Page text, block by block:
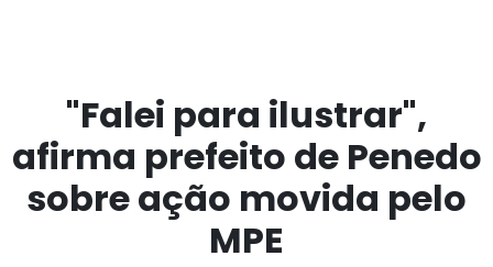
"Falei para ilustrar",
afirma prefeito de Penedo
sobre ação movida pelo
MPE